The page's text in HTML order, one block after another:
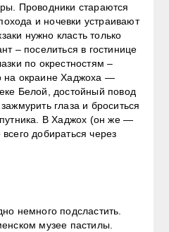
Проводники стараются
и ночевки устраивают
нужно класть только
– поселиться в гостинице
по окрестностям –
окраине Хаджоха —
Белой, достойный повод
глаза и броситься
В Хаджох (он же —
добираться через
немного подсластить.
музее пастилы.